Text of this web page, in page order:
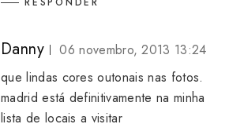
Danny
06 novembro, 2013 13:24
que lindas cores outonais nas fotos.
madrid está definitivamente na minha
lista de locais a visitar